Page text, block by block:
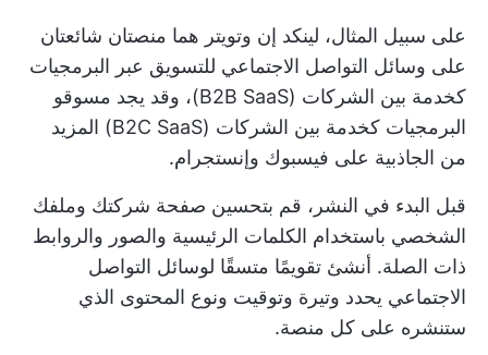
على سبيل المثال، لينكد إن وتويتر هما منصتان شائعتان
على وسائل التواصل الاجتماعي للتسويق عبر البرمجيات
كخدمة بين الشركات (B2B SaaS)، وقد يجد مسوقو
البرمجيات كخدمة بين الشركات (B2C SaaS) المزيد
من الجاذبية على فيسبوك وإنستجرام.
قبل البدء في النشر، قم بتحسين صفحة شركتك وملفك
الشخصي باستخدام الكلمات الرئيسية والصور والروابط
ذات الصلة. أنشئ تقويمًا متسقًا لوسائل التواصل
الاجتماعي يحدد وتيرة وتوقيت ونوع المحتوى الذي
ستنشره على كل منصة.